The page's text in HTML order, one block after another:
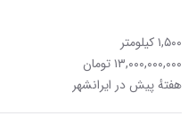
۱,۵۰۰ کیلومتر
۱۳,۰۰۰,۰۰۰,۰۰۰ تومان
هفتهٔ پیش در ایرانشهر